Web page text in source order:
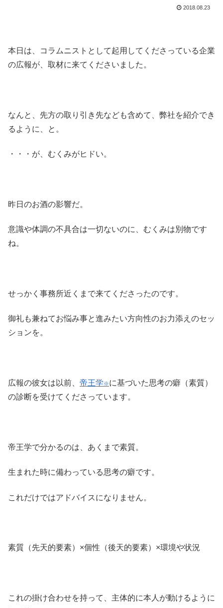
2018.08.23
本日は、コラムニストとして起用してくださっている企業
の広報が、取材に来てくださいました。
なんと、先方の取り引き先なども含めて、弊社を紹介でき
るように、と。
・・・が、むくみがヒドい。
昨日のお酒の影響だ。
意識や体調の不具合は一切ないのに、むくみは別物です
ね。
せっかく事務所近くまで来てくださったのです。
御礼も兼ねてお悩み事と進みたい方向性のお力添えのセッ
ションを。
広報の彼女は以前、 帝王学※に基づいた思考の癖（素質）
の診断を受けてくださっています。
帝王学で分かるのは、あくまで素質。
生まれた時に備わっている思考の癖です。
これだけではアドバイスになりません。
素質（先天的要素）×個性（後天的要素）×環境や状況
これの掛け合わせを持って、主体的に本人が動けるように